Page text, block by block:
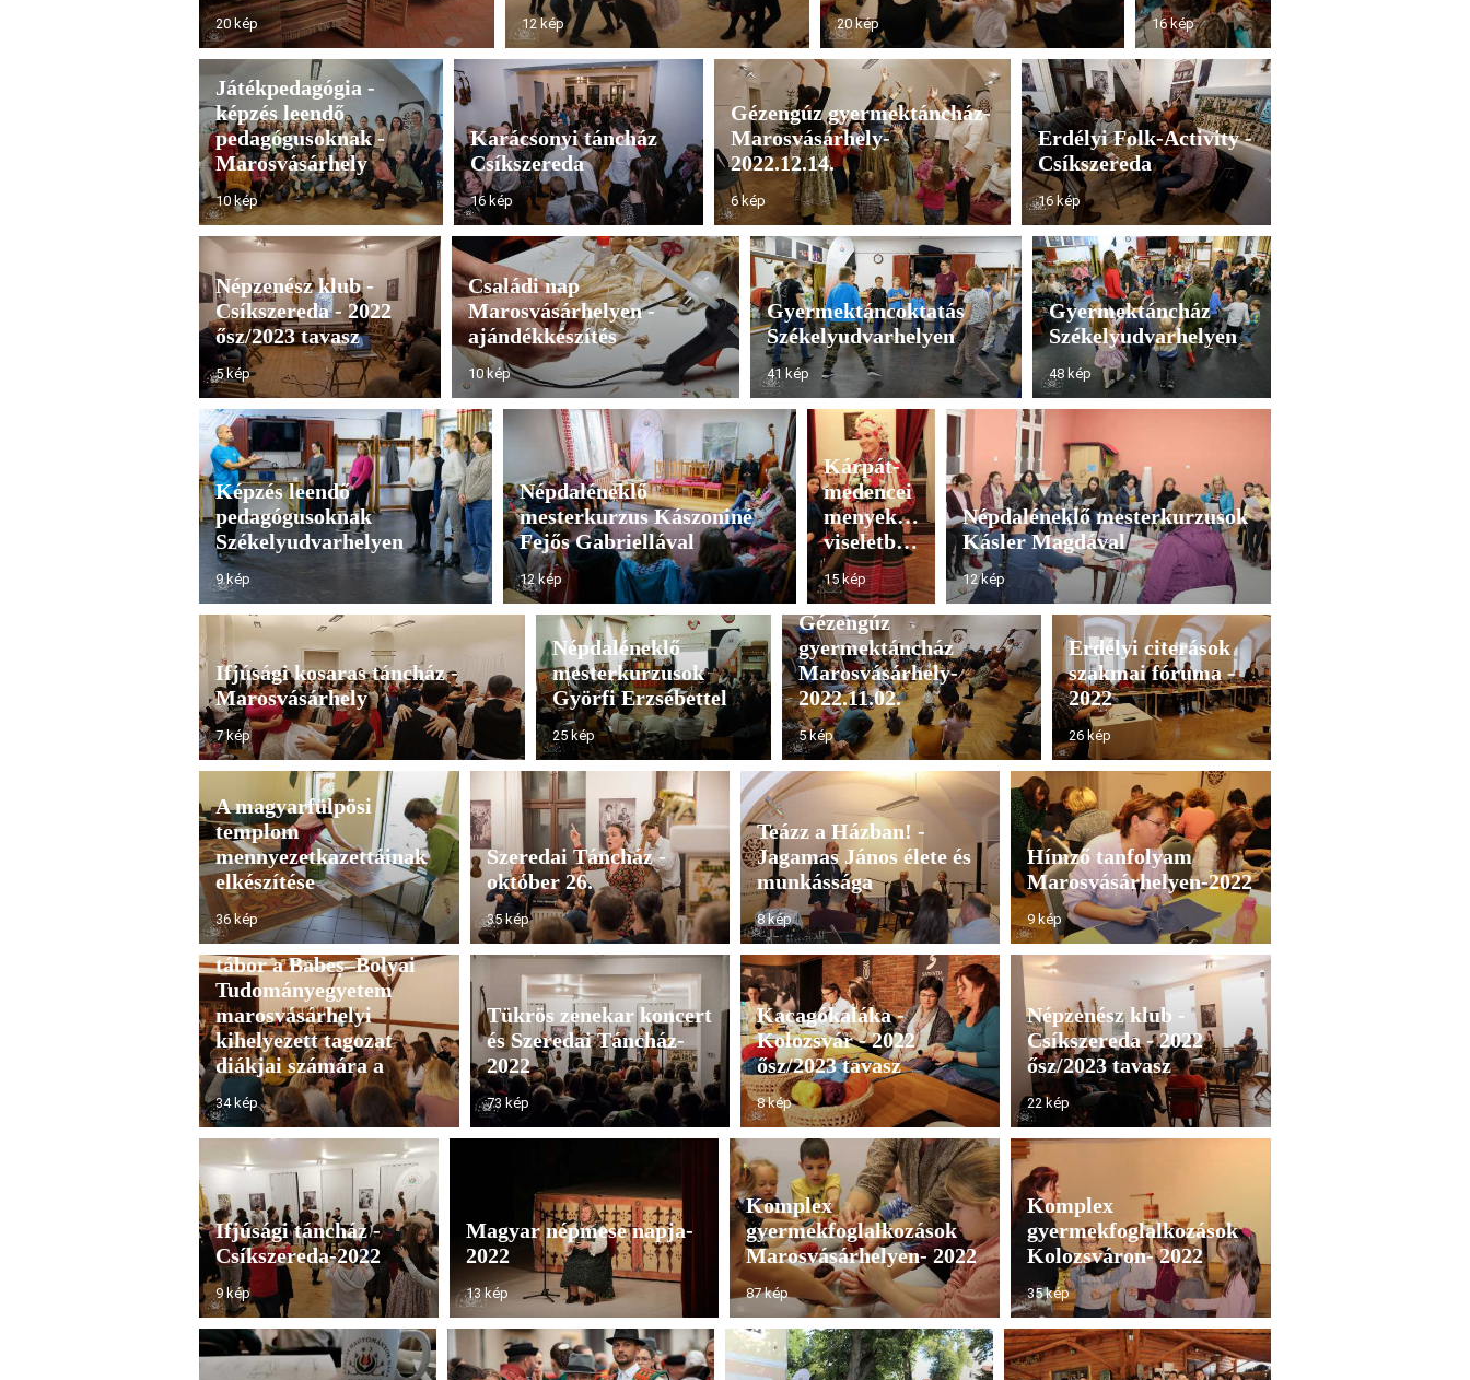
20 kép 12 kép 20 kép 16 kép
Játékpedagógia -
képzés leendő
pedagógusoknak -
Marosvásárhely
10 kép
Karácsonyi táncház
Csíkszereda
16 kép
Gézengúz gyermektáncház-
Marosvásárhely-
2022.12.14.
6 kép
Erdélyi Folk-Activity -
Csíkszereda
16 kép
Népzenész klub -
Csíkszereda - 2022
ősz/2023 tavasz
5 kép
Családi nap
Marosvásárhelyen -
ajándékkészítés
10 kép
Gyermektáncoktatás
Székelyudvarhelyen
41 kép
Gyermektáncház
Székelyudvarhelyen
48 kép
Képzés leendő
pedagógusoknak
Székelyudvarhelyen
9 kép
Népdaléneklő
mesterkurzus Kászoniné
Fejős Gabriellával
12 kép
Kárpát-
medencei
menyekező
viseletbemutató
15 kép
Népdaléneklő mesterkurzusok
Kásler Magdával
12 kép
Ifjúsági kosaras táncház -
Marosvásárhely
7 kép
Népdaléneklő
mesterkurzusok
Györfi Erzsébettel
25 kép
Gézengúz
gyermektáncház
Marosvásárhely-
2022.11.02.
5 kép
Erdélyi citerások
szakmai fóruma -
2022
26 kép
A magyarfülpösi
templom
mennyezetkazettáinak
elkészítése
36 kép
Szeredai Táncház -
október 26.
35 kép
Teázz a Házban! -
Jagamas János élete és
munkássága
8 kép
Hímző tanfolyam
Marosvásárhelyen-2022
9 kép
Találkozás a népivel-
tábor a Babeș–Bolyai
Tudományegyetem
marosvásárhelyi
kihelyezett tagozat
diákjai számára a
34 kép
Tükrös zenekar koncert
és Szeredai Táncház-
2022
73 kép
Kacagókaláka -
Kolozsvár - 2022
ősz/2023 tavasz
8 kép
Népzenész klub -
Csíkszereda - 2022
ősz/2023 tavasz
22 kép
Ifjúsági táncház -
Csíkszereda-2022
9 kép
Magyar népmese napja-
2022
13 kép
Komplex
gyermekfoglalkozások
Marosvásárhelyen- 2022
87 kép
Komplex
gyermekfoglalkozások
Kolozsváron- 2022
35 kép